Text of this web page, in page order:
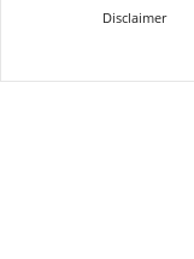
Disclaimer